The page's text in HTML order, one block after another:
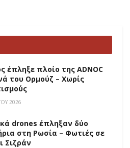
έπληξε πλοίο της ADNOC
του Ορμούζ – Χωρίς
2026
drones έπληξαν δύο
στη Ρωσία – Φωτιές σε
Σιζράν